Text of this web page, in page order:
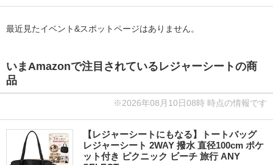
最近見たイベント&スポットページはありません。
いまAmazonで注目されているレジャーシートの商
品
※2026年08月10日08時 時点の情報です
【レジャーシートにもなる】トートバッグ
レジャーシート 2WAY 撥水 直径100cm ポケ
ット付き ピクニック ビーチ 旅行 ANY